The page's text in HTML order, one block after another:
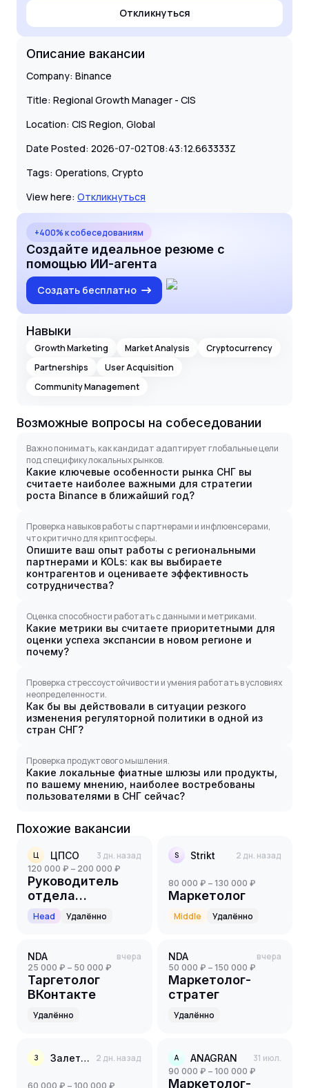
Откликнуться
Описание вакансии
Company: Binance
Title: Regional Growth Manager - CIS
Location: CIS Region, Global
Date Posted: 2026-07-02T08:43:12.663333Z
Tags: Operations, Crypto
View here: Откликнуться
+400% к собеседованиям
Создайте идеальное резюме с
помощью ИИ-агента
Создать бесплатно
Навыки
Growth Marketing Market Analysis
Cryptocurrency
Partnerships
User Acquisition
Community Management
Возможные вопросы на собеседовании
Важно понимать, как кандидат адаптирует глобальные цели
под специфику локальных рынков.
Какие ключевые особенности рынка СНГ вы
считаете наиболее важными для стратегии
роста Binance в ближайший год?
Проверка навыков работы с партнерами и инфлюенсерами,
что критично для криптосферы.
Опишите ваш опыт работы с региональными
партнерами и KOLs: как вы выбираете
контрагентов и оцениваете эффективность
сотрудничества?
Оценка способности работать с данными и метриками.
Какие метрики вы считаете приоритетными для
оценки успеха экспансии в новом регионе и
почему?
Проверка стрессоустойчивости и умения работать в условиях
неопределенности.
Как бы вы действовали в ситуации резкого
изменения регуляторной политики в одной из
стран СНГ?
Проверка продуктового мышления.
Какие локальные фиатные шлюзы или продукты,
по вашему мнению, наиболее востребованы
пользователями в СНГ сейчас?
Похожие вакансии
Ц ЦПСО 3 дн. назад
120 000 ₽ – 200 000 ₽
Руководитель
отдела
маркетинга
Head Удалённо
S Strikt 2 дн. назад
80 000 ₽ – 130 000 ₽
Маркетолог
Middle Удалённо
NDA вчера
25 000 ₽ – 50 000 ₽
Таргетолог
ВКонтакте
Удалённо
NDA вчера
50 000 ₽ – 150 000 ₽
Маркетолог-
стратег
Удалённо
З Залетело.рф 2 дн. назад
60 000 ₽ – 100 000 ₽
A ANAGRAN 31 июл.
90 000 ₽ – 100 000 ₽
Маркетолог-